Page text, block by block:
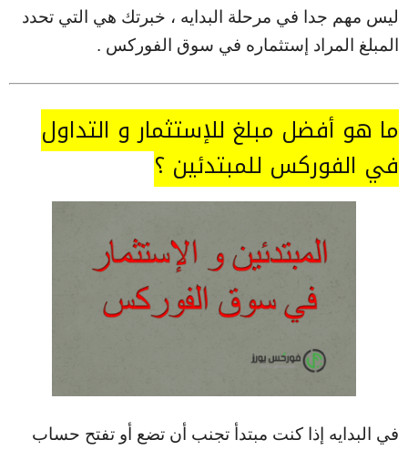
ليس مهم جدا في مرحلة البدايه ، خبرتك هي التي تحدد
المبلغ المراد إستثماره في سوق الفوركس .
ما هو أفضل مبلغ للإستثمار و التداول
في الفوركس للمبتدئين ؟
في البدايه إذا كنت مبتدأ تجنب أن تضع أو تفتح حساب